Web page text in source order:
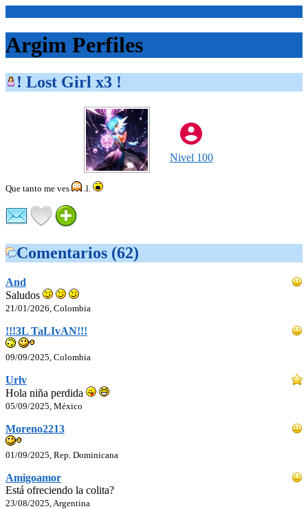
Argim Perfiles
! Lost Girl x3 !
Nivel 100
Que tanto me ves .l.
Comentarios (62)
And
Saludos
21/01/2026, Colombia
!!!3L TaLIvAN!!!
09/09/2025, Colombia
Urlv
Hola niña perdida
05/09/2025, México
Moreno2213
01/09/2025, Rep. Dominicana
Amigoamor
Está ofreciendo la colita?
23/08/2025, Argentina